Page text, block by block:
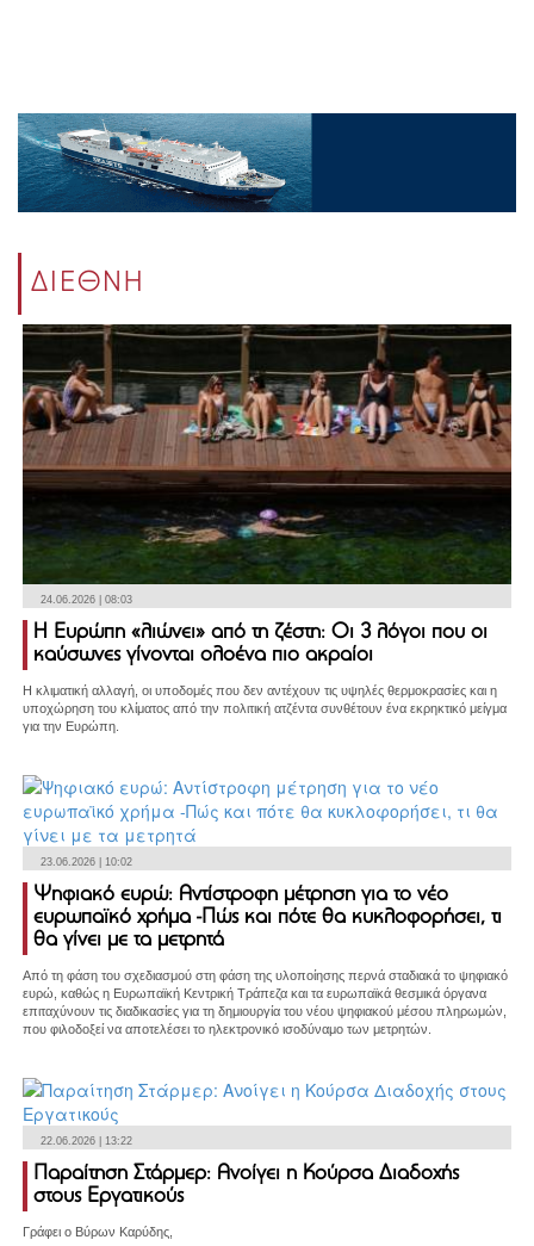
ΔΙΕΘΝΗ
24.06.2026 | 08:03
Η Ευρώπη «λιώνει» από τη ζέστη: Οι 3 λόγοι που οι
καύσωνες γίνονται ολοένα πιο ακραίοι
Η κλιματική αλλαγή, οι υποδομές που δεν αντέχουν τις υψηλές θερμοκρασίες και η
υποχώρηση του κλίματος από την πολιτική ατζέντα συνθέτουν ένα εκρηκτικό μείγμα
για την Ευρώπη.
23.06.2026 | 10:02
Ψηφιακό ευρώ: Αντίστροφη μέτρηση για το νέο
ευρωπαϊκό χρήμα -Πώς και πότε θα κυκλοφορήσει, τι
θα γίνει με τα μετρητά
Από τη φάση του σχεδιασμού στη φάση της υλοποίησης περνά σταδιακά το ψηφιακό
ευρώ, καθώς η Ευρωπαϊκή Κεντρική Τράπεζα και τα ευρωπαϊκά θεσμικά όργανα
επιταχύνουν τις διαδικασίες για τη δημιουργία του νέου ψηφιακού μέσου πληρωμών,
που φιλοδοξεί να αποτελέσει το ηλεκτρονικό ισοδύναμο των μετρητών.
22.06.2026 | 13:22
Παραίτηση Στάρμερ: Ανοίγει η Κούρσα Διαδοχής
στους Εργατικούς
Γράφει ο Βύρων Καρύδης,